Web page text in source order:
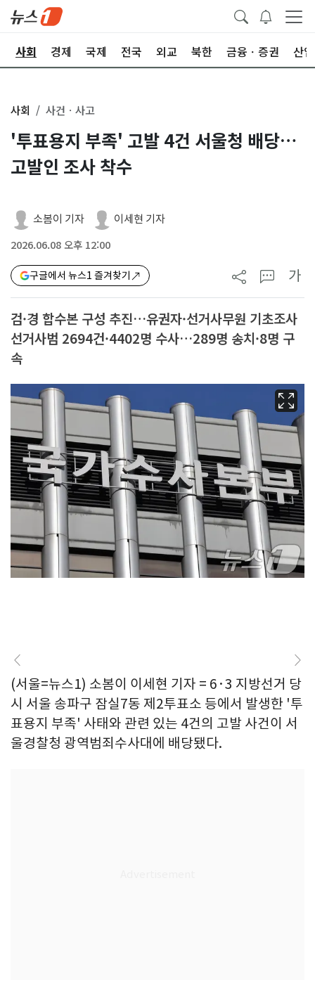
사회 경제 국제 전국 외교 북한 금융ㆍ증권 산업
사회 사건ㆍ사고
'투표용지 부족' 고발 4건 서울청 배당…
고발인 조사 착수
소봄이 기자 이세현 기자
2026.06.08 오후 12:00
구글에서 뉴스1 즐겨찾기 가
검·경 합수본 구성 추진…유권자·선거사무원 기초조사
선거사범 2694건·4402명 수사…289명 송치·8명 구
속
(서울=뉴스1) 소봄이 이세현 기자 = 6·3 지방선거 당
시 서울 송파구 잠실7동 제2투표소 등에서 발생한 '투
표용지 부족' 사태와 관련 있는 4건의 고발 사건이 서
울경찰청 광역범죄수사대에 배당됐다.